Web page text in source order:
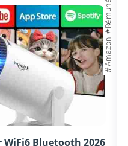
Bluetooth 2026